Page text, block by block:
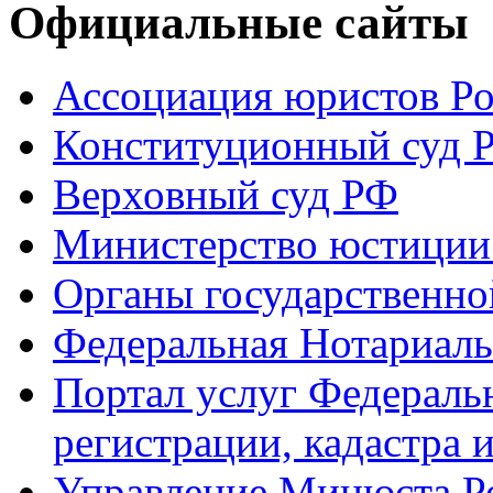
Официальные сайты
Ассоциация юристов
Конституционный суд
Верховный суд РФ
Министерство
Органы
Федеральная
Портал услуг
регистрации, кадастра